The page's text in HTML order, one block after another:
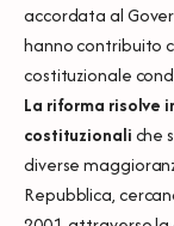
accordata al
hanno contribuito
costituzionale
La riforma risolve
costituzionaliche
diverse
Repubblica,